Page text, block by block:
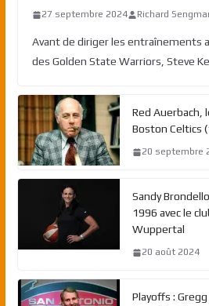
27 septembre 2024 Richard
Avant de diriger les entraînements
des Golden State Warriors, Steve
Red Auerbach,
Boston Celtics
20 septembre
Sandy
1996 avec le
Wuppertal
20 août 2024
Playoffs :